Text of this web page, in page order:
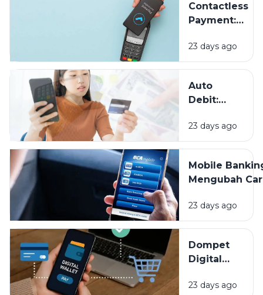
Melindungi
Data
Contactless
Payment:
Tren atau
Masa Depan
Pembayaran?
23 days ago
Auto
Debit:
untuk
Tagihan,
Jangan
Sampai
Dipantau
23 days ago
Mobile
Mengubah
Uang, Apa Saja
23 days ago
Dompet
Digital
Hidup
23 days ago